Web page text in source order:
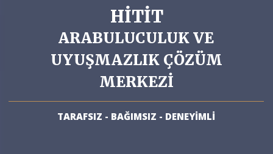
HİTİT
TARAFSIZ - BAĞIMSIZ - DENEYİMLİ
ARABULUCULUK VE
UYUŞMAZLIK ÇÖZÜM
MERKEZİ